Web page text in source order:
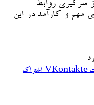
سرگیری روابط
مهم و کارآمد در این
‫VKontakte اشتراک